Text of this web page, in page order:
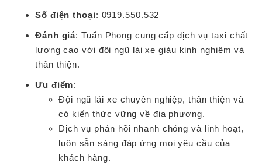
Số điện thoại: 0919.550.532
Đánh giá: Tuấn Phong cung cấp dịch vụ taxi chất
lượng cao với đội ngũ lái xe giàu kinh nghiệm và
thân thiện.
Ưu điểm:
Đội ngũ lái xe chuyên nghiệp, thân thiện và
có kiến thức vững về địa phương.
Dịch vụ phản hồi nhanh chóng và linh hoạt,
luôn sẵn sàng đáp ứng mọi yêu cầu của
khách hàng.